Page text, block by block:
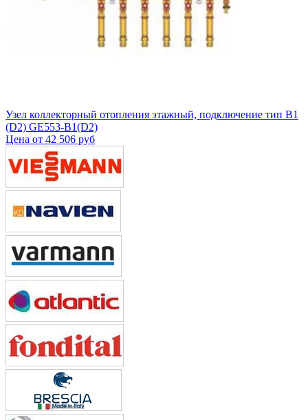
Узел коллекторный отопления этажный, подключение тип B1
(D2) GE553-B1(D2)
Цена от 42 506 руб